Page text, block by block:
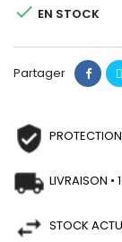
 EN STOCK
Partager
LIVRAISON
STOCK